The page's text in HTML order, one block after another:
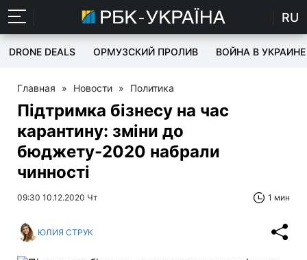
RU
DRONE DEALS ОРМУЗСКИЙ ПРОЛИВ ВОЙНА В УКРАИНЕ
Главная » Новости » Политика
Підтримка бізнесу на час
карантину: зміни до
бюджету-2020 набрали
чинності
09:30 10.12.2020 Чт 1 мин
ЮЛИЯ СТРУК